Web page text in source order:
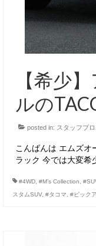
【希少
ルの
posted in: スタッフブ
こんばんは エムズオ
ラック 今では大変希
#4WD #M’s Collection
スタムSUV, #タコマ #ピック